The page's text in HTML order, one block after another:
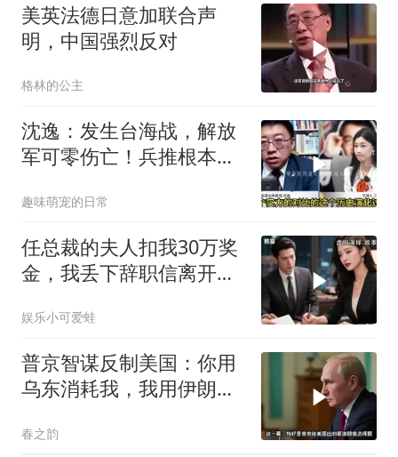
美英法德日意加联合声
明，中国强烈反对
格林的公主
沈逸：发生台海战，解放
军可零伤亡！兵推根本没
趣味萌宠的日常
任总裁的夫人扣我30万奖
金，我丢下辞职信离开，
你签约
娱乐小可爱蛙
普京智谋反制美国：你用
乌东消耗我，我用伊朗消
春之韵